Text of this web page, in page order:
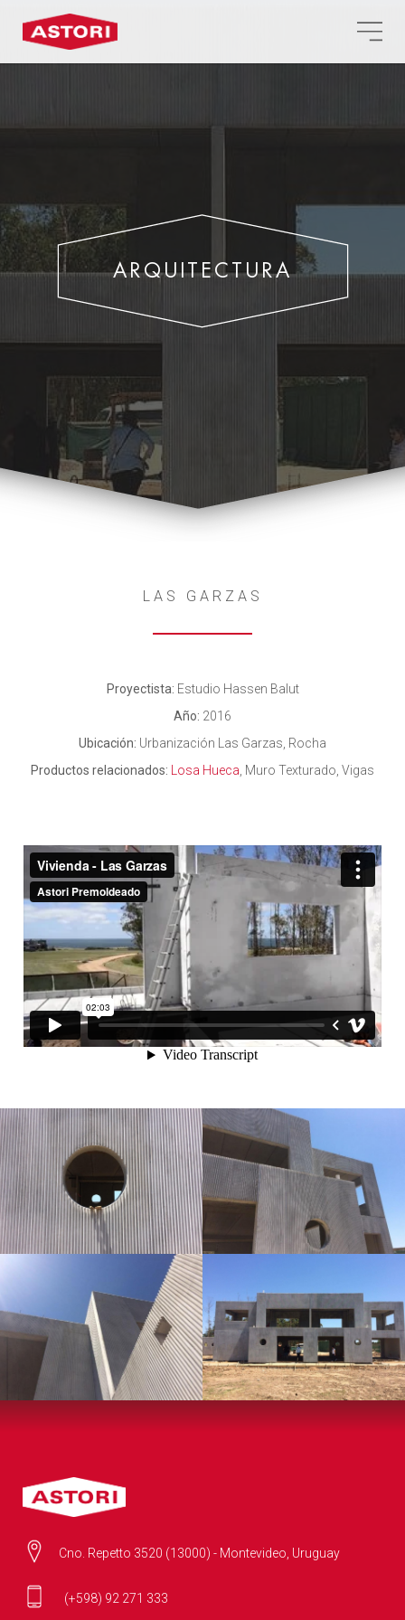
ARQUITECTURA
LAS GARZAS
Proyectista: Estudio Hassen Balut
Año: 2016
Ubicación: Urbanización Las Garzas, Rocha
Productos relacionados:
Losa Hueca , Muro Texturado, Vigas
Cno. Repetto 3520 (13000) - Montevideo, Uruguay
(+598) 92 271 333